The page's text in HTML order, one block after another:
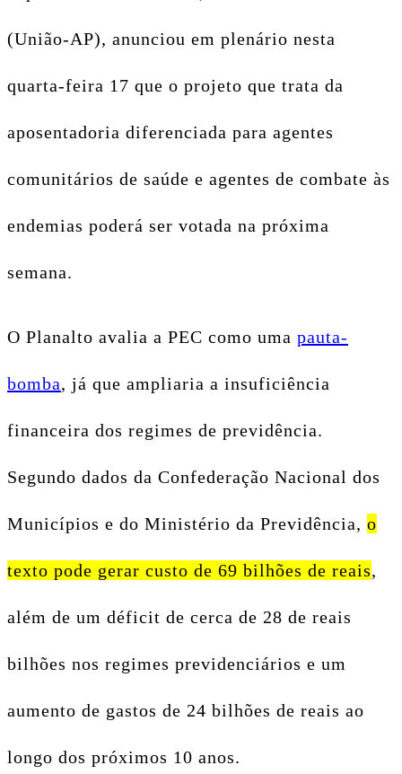
(União-AP), anunciou em plenário nesta
quarta-feira 17 que o projeto que trata da
aposentadoria diferenciada para agentes
comunitários de saúde e agentes de combate às
endemias poderá ser votada na próxima
semana.
O Planalto avalia a PEC como uma pauta-
bomba, já que ampliaria a insuficiência
financeira dos regimes de previdência.
Segundo dados da Confederação Nacional dos
Municípios e do Ministério da Previdência, o
texto pode gerar custo de 69 bilhões de reais,
além de um déficit de cerca de 28 de reais
bilhões nos regimes previdenciários e um
aumento de gastos de 24 bilhões de reais ao
longo dos próximos 10 anos.